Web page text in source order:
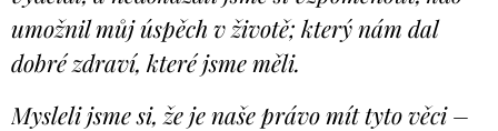
umožnil můj úspěch v životě; který nám dal
dobré zdraví, které jsme měli.
Mysleli jsme si, že je naše právo mít tyto věci –